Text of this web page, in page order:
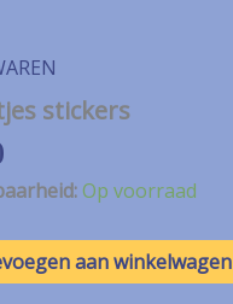
stickers
Op voorraad
aan winkelwagen